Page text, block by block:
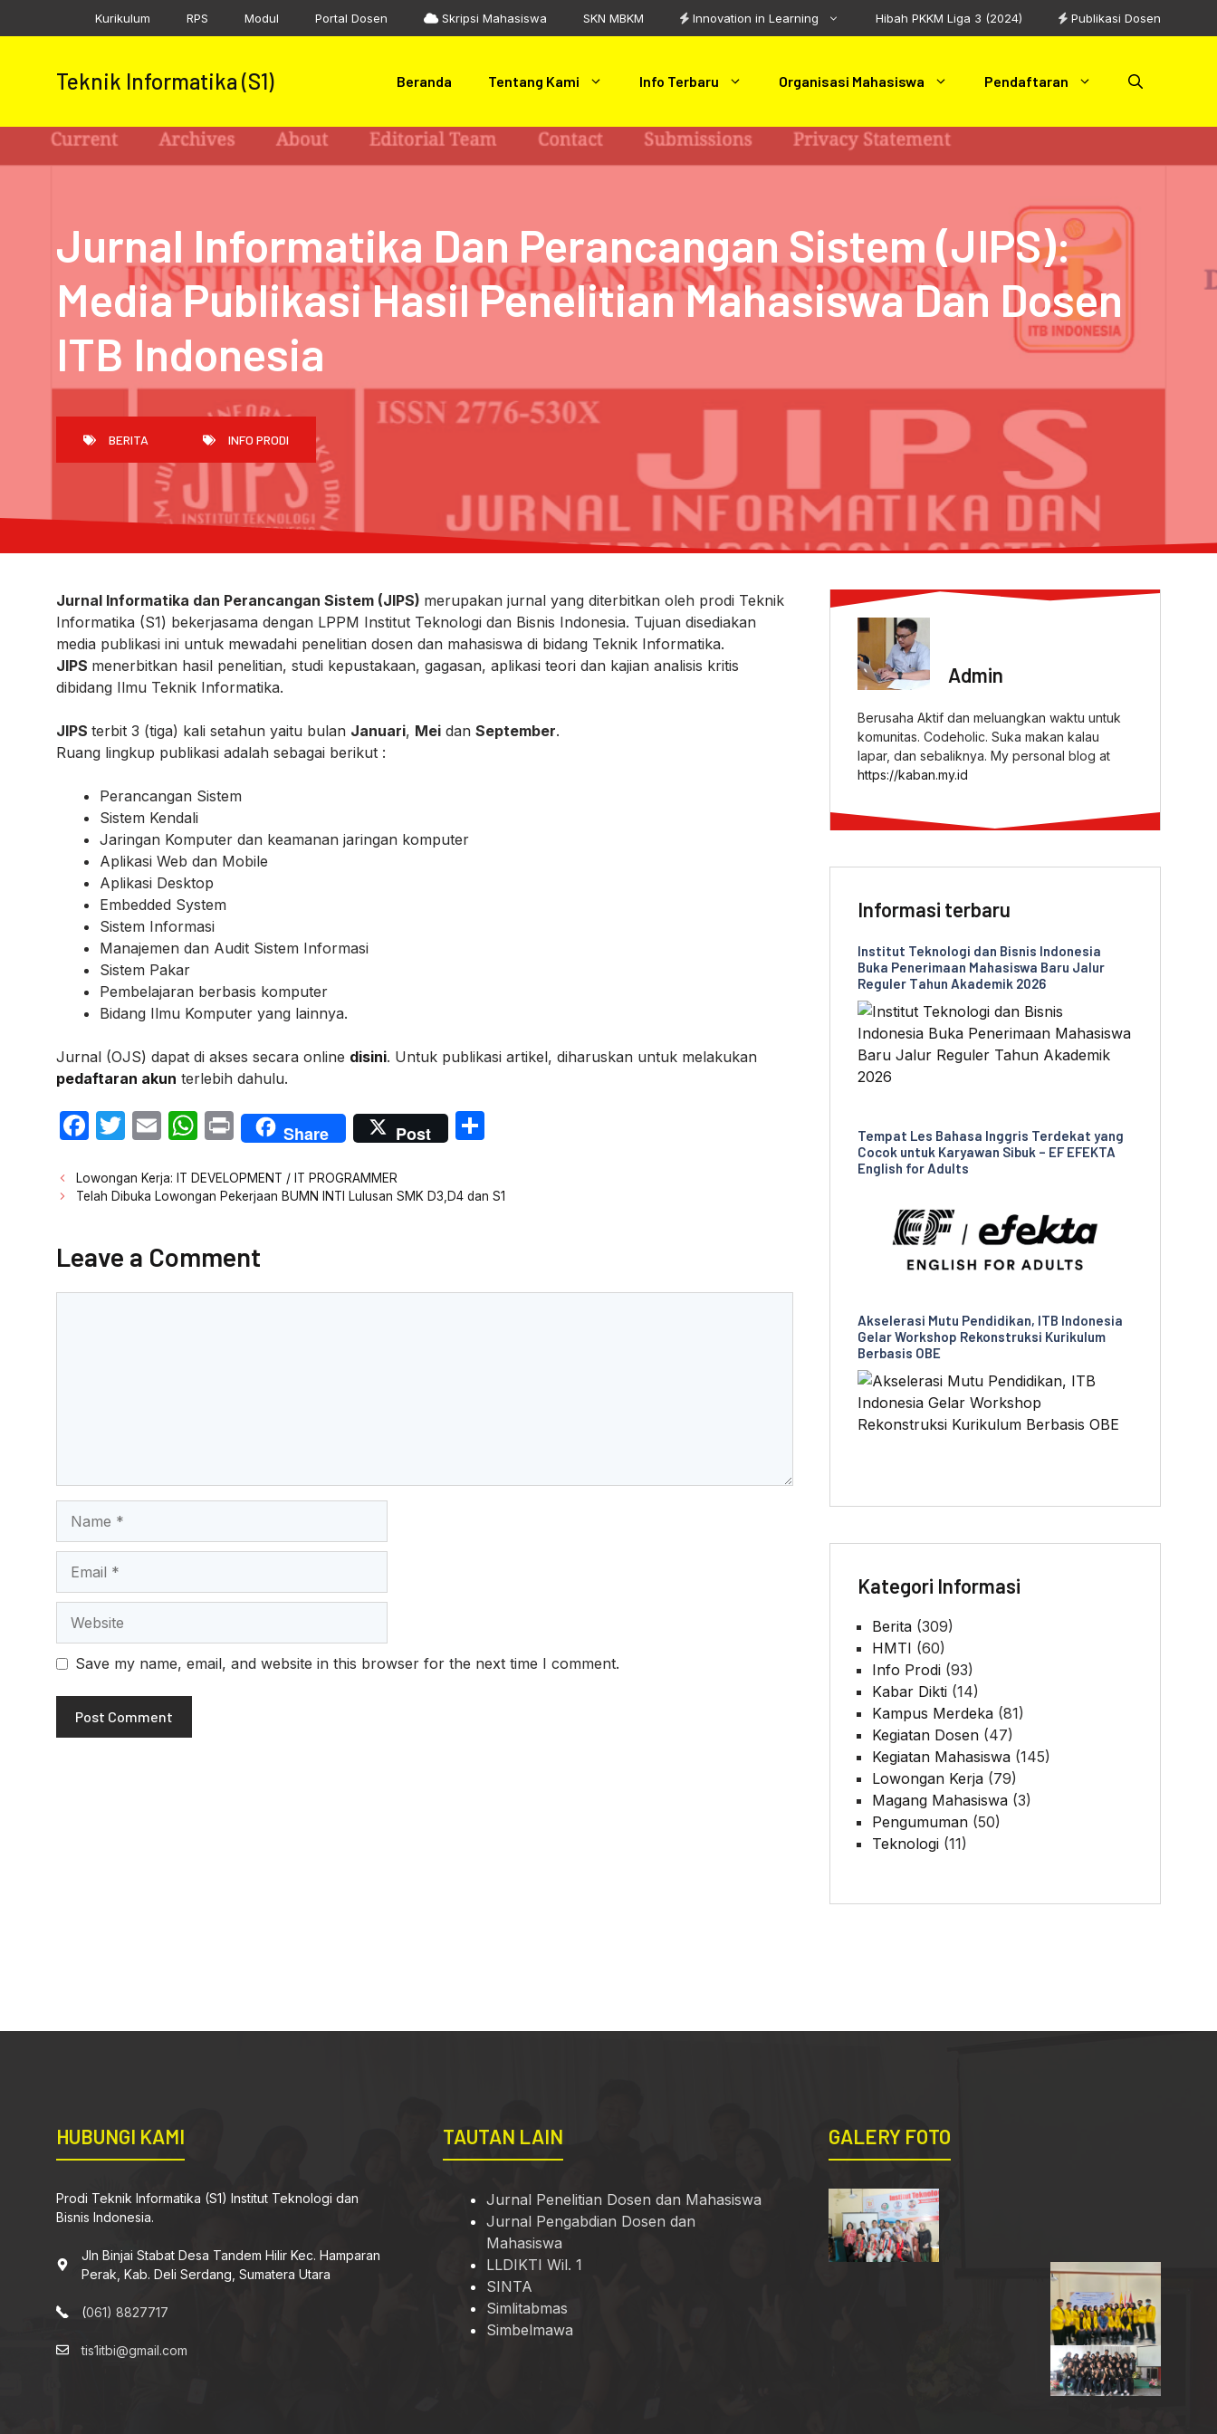
to
Kurikulum RPS Modul Portal Dosen Skripsi Mahasiswa SKN MBKM Innovation in Learning Hibah PKKM Liga 3 (2024) Publikasi Dosen
Teknik Informatika (S1) Beranda Tentang Kami Info Terbaru Organisasi Mahasiswa Pendaftaran
Jurnal Informatika Dan Perancangan Sistem (JIPS):
Media Publikasi Hasil Penelitian Mahasiswa Dan Dosen
ITB Indonesia
BERITA INFO PRODI
Jurnal Informatika dan Perancangan Sistem (JIPS) merupakan jurnal yang diterbitkan oleh prodi Teknik
Informatika (S1) bekerjasama dengan LPPM Institut Teknologi dan Bisnis Indonesia. Tujuan disediakan
media publikasi ini untuk mewadahi penelitian dosen dan mahasiswa di bidang Teknik Informatika.
JIPS menerbitkan hasil penelitian, studi kepustakaan, gagasan, aplikasi teori dan kajian analisis kritis
dibidang Ilmu Teknik Informatika.
JIPS terbit 3 (tiga) kali setahun yaitu bulan Januari, Mei dan September.
Ruang lingkup publikasi adalah sebagai berikut :
Perancangan Sistem
Sistem Kendali
Jaringan Komputer dan keamanan jaringan komputer
Aplikasi Web dan Mobile
Aplikasi Desktop
Embedded System
Sistem Informasi
Manajemen dan Audit Sistem Informasi
Sistem Pakar
Pembelajaran berbasis komputer
Bidang Ilmu Komputer yang lainnya.
Jurnal (OJS) dapat di akses secara online disini. Untuk publikasi artikel, diharuskan untuk melakukan
pedaftaran akun terlebih dahulu.
F
c
e
o
o
T
itt
er
E
ail
W
at
s
p
p
P
ri
nt
Share Post
ar
e
Post
navigation
Lowongan Kerja: IT DEVELOPMENT / IT PROGRAMMER
Telah Dibuka Lowongan Pekerjaan BUMN INTI Lulusan SMK D3,D4 dan S1
Leave a Comment
Save my name, email, and website in this browser for the next time I comment.
Admin
Berusaha Aktif dan meluangkan waktu untuk
komunitas. Codeholic. Suka makan kalau
lapar, dan sebaliknya. My personal blog at
https://kaban.my.id
Informasi terbaru
Institut Teknologi dan Bisnis Indonesia
Buka Penerimaan Mahasiswa Baru Jalur
Reguler Tahun Akademik 2026
Tempat Les Bahasa Inggris Terdekat yang
Cocok untuk Karyawan Sibuk – EF EFEKTA
English for Adults
Akselerasi Mutu Pendidikan, ITB Indonesia
Gelar Workshop Rekonstruksi Kurikulum
Berbasis OBE
Kategori Informasi
Berita (309)
HMTI (60)
Info Prodi (93)
Kabar Dikti (14)
Kampus Merdeka (81)
Kegiatan Dosen (47)
Kegiatan Mahasiswa (145)
Lowongan Kerja (79)
Magang Mahasiswa (3)
Pengumuman (50)
Teknologi (11)
HUBUNGI KAMI
Prodi Teknik Informatika (S1) Institut Teknologi dan
Bisnis Indonesia.
Jln Binjai Stabat Desa Tandem Hilir Kec. Hamparan
Perak, Kab. Deli Serdang, Sumatera Utara
(061) 8827717
tis1itbi@gmail.com
TAUTAN LAIN
Jurnal Penelitian Dosen dan Mahasiswa
Jurnal Pengabdian Dosen dan
Mahasiswa
LLDIKTI Wil. 1
SINTA
Simlitabmas
Simbelmawa
GALERY FOTO